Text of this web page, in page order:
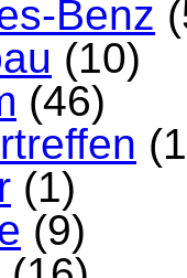
Benz
(10)
(46)
(1)
(9)